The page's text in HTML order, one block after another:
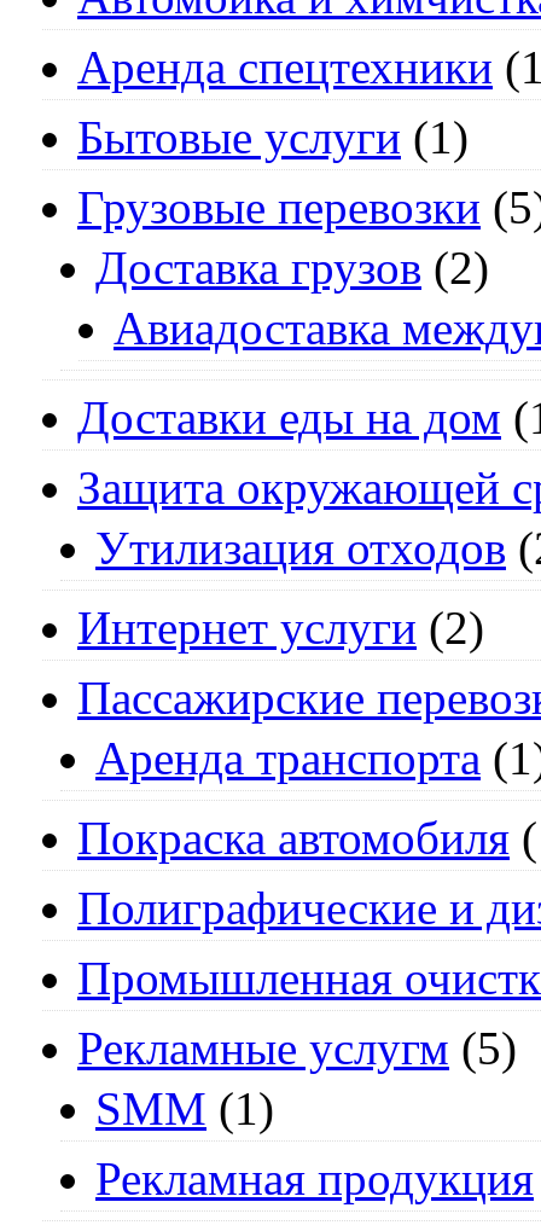
Аренда спецтехники
Бытовые услуги (1)
Грузовые перевозки
Доставка грузов (2)
Авиадоставка
Доставки еды на дом
Защита окружающей
Утилизация отходов
Интернет услуги (2)
Пассажирские
Аренда транспорта
Покраска автомобиля
Полиграфические и
Промышленная
Рекламные услугм (5)
SMM (1)
Рекламная продукция